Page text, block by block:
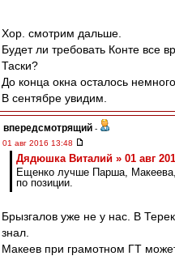
Хор. смотрим дальше.
Будет ли требовать Конте все
Таски?
До конца окна осталось немного.
В сентябре увидим.
впередсмотрящий -
01 авг 2016 13:48
Дядюшка Виталий » 01 авг
Ещенко лучше Парша,
по позиции.
Брызгалов уже не у нас. В
знал.
Макеев при грамотном ГТ